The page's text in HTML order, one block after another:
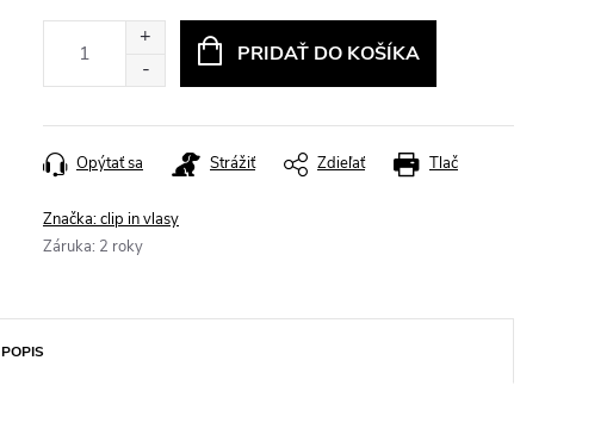
PRIDAŤ DO KOŠÍKA
Tlač
Opýtať sa Strážiť Zdieľať
Značka:clip in vlasy
Záruka: 2 roky
POPIS